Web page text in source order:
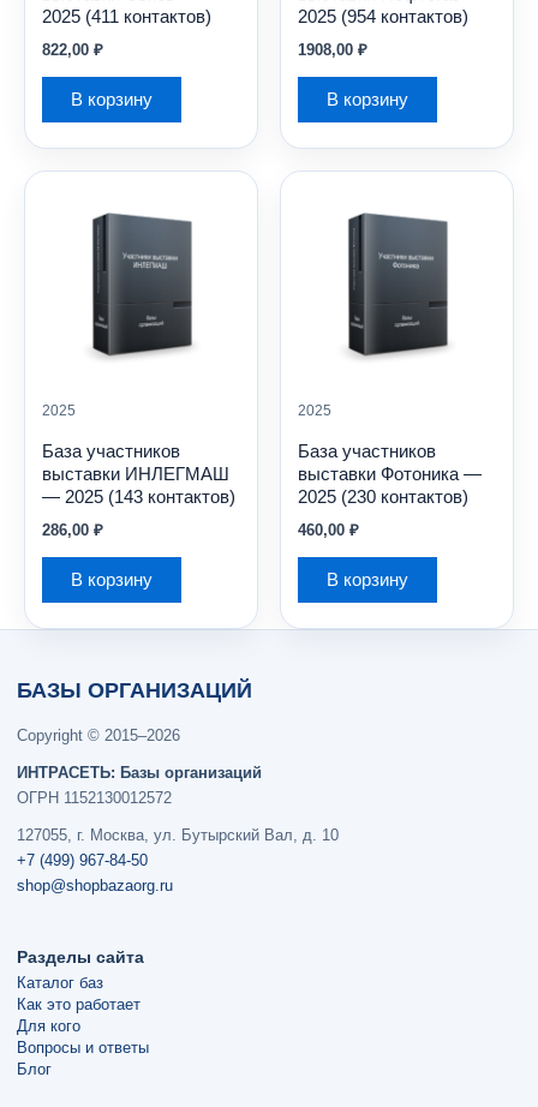
2025 (411 контактов)
822,00 ₽
В корзину
2025 (954 контактов)
1908,00 ₽
В корзину
2025
База участников
выставки ИНЛЕГМАШ
— 2025 (143 контактов)
286,00 ₽
В корзину
2025
База участников
выставки Фотоника —
2025 (230 контактов)
460,00 ₽
В корзину
БАЗЫ ОРГАНИЗАЦИЙ
Copyright © 2015–2026
ИНТРАСЕТЬ: Базы организаций
ОГРН 1152130012572
127055, г. Москва, ул. Бутырский Вал, д. 10
+7 (499) 967-84-50
shop@shopbazaorg.ru
Разделы сайта
Каталог баз
Как это работает
Для кого
Вопросы и ответы
Блог